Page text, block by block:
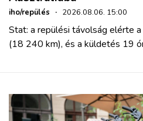
iho/repülés · 2026.08.06. 15:00
Stat: a repülési távolság elérte
(18 240 km), és a küldetés 19